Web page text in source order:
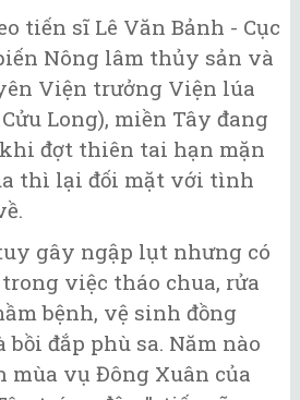
tiến sĩ Lê Văn Bảnh - Cục
Nông lâm thủy sản và
Viện trưởng Viện lúa
Long), miền Tây đang
đợt thiên tai hạn mặn
thì lại đối mặt với tình
gây ngập lụt nhưng có
việc tháo chua, rửa
bệnh, vệ sinh đồng
bồi đắp phù sa. Năm nào
mùa vụ Đông Xuân của